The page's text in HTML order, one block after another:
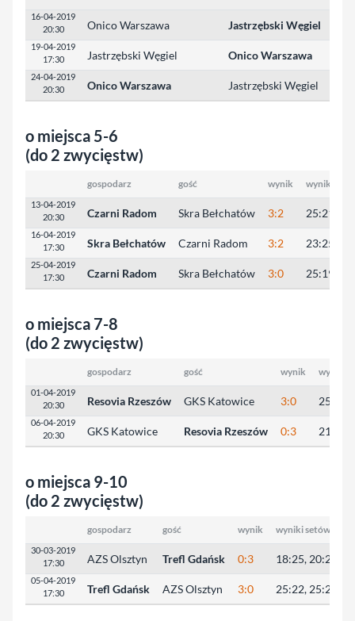
16-04-2019
20:30
Onico Warszawa Jastrzębski Węgiel
19-04-2019
17:30
Jastrzębski Węgiel Onico Warszawa
24-04-2019
20:30
Onico Warszawa Jastrzębski Węgiel
o miejsca 5-6
(do 2 zwycięstw)
gospodarz gość wynik wyniki
13-04-2019
20:30
Czarni Radom Skra Bełchatów 3:2 25:21,
16-04-2019
17:30
Skra Bełchatów Czarni Radom 3:2 23:25,
25-04-2019
17:30
Czarni Radom Skra Bełchatów 3:0 25:19,
o miejsca 7-8
(do 2 zwycięstw)
gospodarz gość wynik wyniki
01-04-2019
20:30
Resovia Rzeszów GKS Katowice 3:0 25:22,
06-04-2019
20:30
GKS Katowice Resovia Rzeszów 0:3 21:25,
o miejsca 9-10
(do 2 zwycięstw)
gospodarz gość wynik wyniki setów
30-03-2019
17:30
AZS Olsztyn Trefl Gdańsk 0:3 18:25, 20:25,
05-04-2019
17:30
Trefl Gdańsk AZS Olsztyn 3:0 25:22, 25:23,